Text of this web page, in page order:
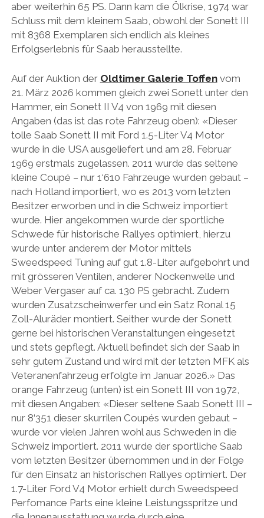
aber weiterhin 65 PS. Dann kam die Ölkrise, 1974 war
Schluss mit dem kleinem Saab, obwohl der Sonett III
mit 8368 Exemplaren sich endlich als kleines
Erfolgserlebnis für Saab herausstellte.
Auf der Auktion der Oldtimer Galerie Toffenvom
21. März 2026 kommen gleich zwei Sonett unter den
Hammer, ein Sonett II V4 von 1969 mit diesen
Angaben (das ist das rote Fahrzeug oben): «Dieser
tolle Saab Sonett II mit Ford 1.5-Liter V4 Motor
wurde in die USA ausgeliefert und am 28. Februar
1969 erstmals zugelassen. 2011 wurde das seltene
kleine Coupé – nur 1‘610 Fahrzeuge wurden gebaut –
nach Holland importiert, wo es 2013 vom letzten
Besitzer erworben und in die Schweiz importiert
wurde. Hier angekommen wurde der sportliche
Schwede für historische Rallyes optimiert, hierzu
wurde unter anderem der Motor mittels
Sweedspeed Tuning auf gut 1.8-Liter aufgebohrt und
mit grösseren Ventilen, anderer Nockenwelle und
Weber Vergaser auf ca. 130 PS gebracht. Zudem
wurden Zusatzscheinwerfer und ein Satz Ronal 15
Zoll-Aluräder montiert. Seither wurde der Sonett
gerne bei historischen Veranstaltungen eingesetzt
und stets gepflegt. Aktuell befindet sich der Saab in
sehr gutem Zustand und wird mit der letzten MFK als
Veteranenfahrzeug erfolgte im Januar 2026.» Das
orange Fahrzeug (unten) ist ein Sonett III von 1972,
mit diesen Angaben: «Dieser seltene Saab Sonett III –
nur 8‘351 dieser skurrilen Coupés wurden gebaut –
wurde vor vielen Jahren wohl aus Schweden in die
Schweiz importiert. 2011 wurde der sportliche Saab
vom letzten Besitzer übernommen und in der Folge
für den Einsatz an historischen Rallyes optimiert. Der
1.7-Liter Ford V4 Motor erhielt durch Sweedspeed
Perfomance Parts eine kleine Leistungsspritze und